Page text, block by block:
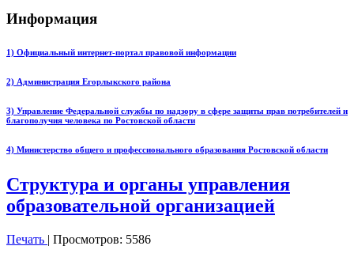
Информация
1) Официальный интернет-портал правовой информации
2) Администрация Егорлыкского района
3) Управление Федеральной службы по надзору в сфере защиты прав потребителей и
благополучия человека по Ростовской области
4) Министерство общего и профессионального образования Ростовской области
Структура и органы управления
образовательной организацией
Печать | Просмотров: 5586